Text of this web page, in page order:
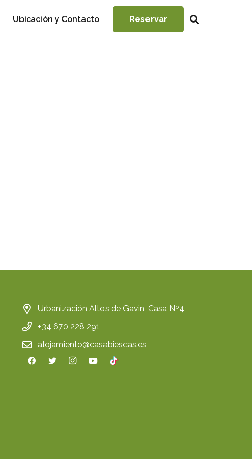
Ubicación y Contacto Reservar
Urbanización Altos de Gavin, Casa Nº4
+34 670 228 291
alojamiento@casabiescas.es